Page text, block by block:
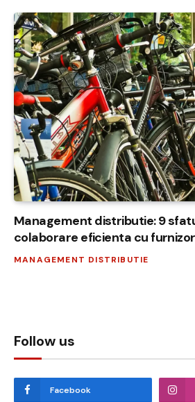
Management distributie: 9
colaborare eficienta cu
MANAGEMENT DISTRIBUTIE
Follow us
Facebook